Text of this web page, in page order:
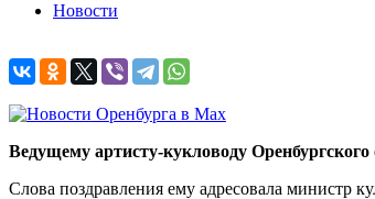
Новости
Ведущему артисту-кукловоду
Слова поздравления ему адресовала министр